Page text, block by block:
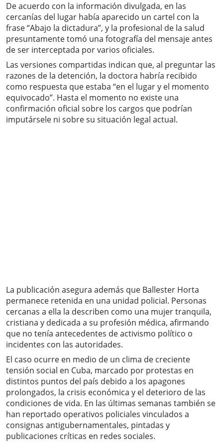
De acuerdo con la información divulgada, en las
cercanías del lugar había aparecido un cartel con la
frase “Abajo la dictadura”, y la profesional de la salud
presuntamente tomó una fotografía del mensaje antes
de ser interceptada por varios oficiales.
Las versiones compartidas indican que, al preguntar las
razones de la detención, la doctora habría recibido
como respuesta que estaba “en el lugar y el momento
equivocado”. Hasta el momento no existe una
confirmación oficial sobre los cargos que podrían
imputársele ni sobre su situación legal actual.
La publicación asegura además que Ballester Horta
permanece retenida en una unidad policial. Personas
cercanas a ella la describen como una mujer tranquila,
cristiana y dedicada a su profesión médica, afirmando
que no tenía antecedentes de activismo político o
incidentes con las autoridades.
El caso ocurre en medio de un clima de creciente
tensión social en Cuba, marcado por protestas en
distintos puntos del país debido a los apagones
prolongados, la crisis económica y el deterioro de las
condiciones de vida. En las últimas semanas también se
han reportado operativos policiales vinculados a
consignas antigubernamentales, pintadas y
publicaciones críticas en redes sociales.